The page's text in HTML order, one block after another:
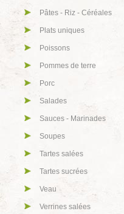
Pâtes - Riz - Céréales
Plats uniques
Poissons
Pommes de terre
Porc
Salades
Sauces - Marinades
Soupes
Tartes salées
Tartes sucrées
Veau
Verrines salées